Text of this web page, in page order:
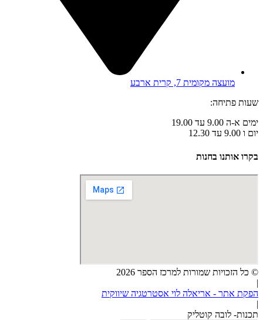
מועצה מקומית 7, קרית ארבע
שעות פתיחה:
ימים א-ה 9.00 עד 19.00
יום ו 9.00 עד 12.30
בקרו אותנו בחנות
© כל הזכויות שמורות למרכז הספר 2026
|
הפקת אתר - אריאלה לוי אסטרטגיה שיווקית
|
תכנות- לובה קוטליק